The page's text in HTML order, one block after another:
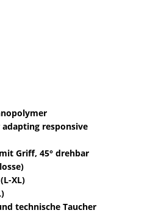
adapting responsive
Griff, 45° drehbar
XL)
technische Taucher